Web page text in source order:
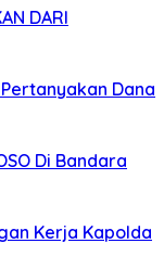
DARI
Dana
Di Bandara
Kerja Kapolda